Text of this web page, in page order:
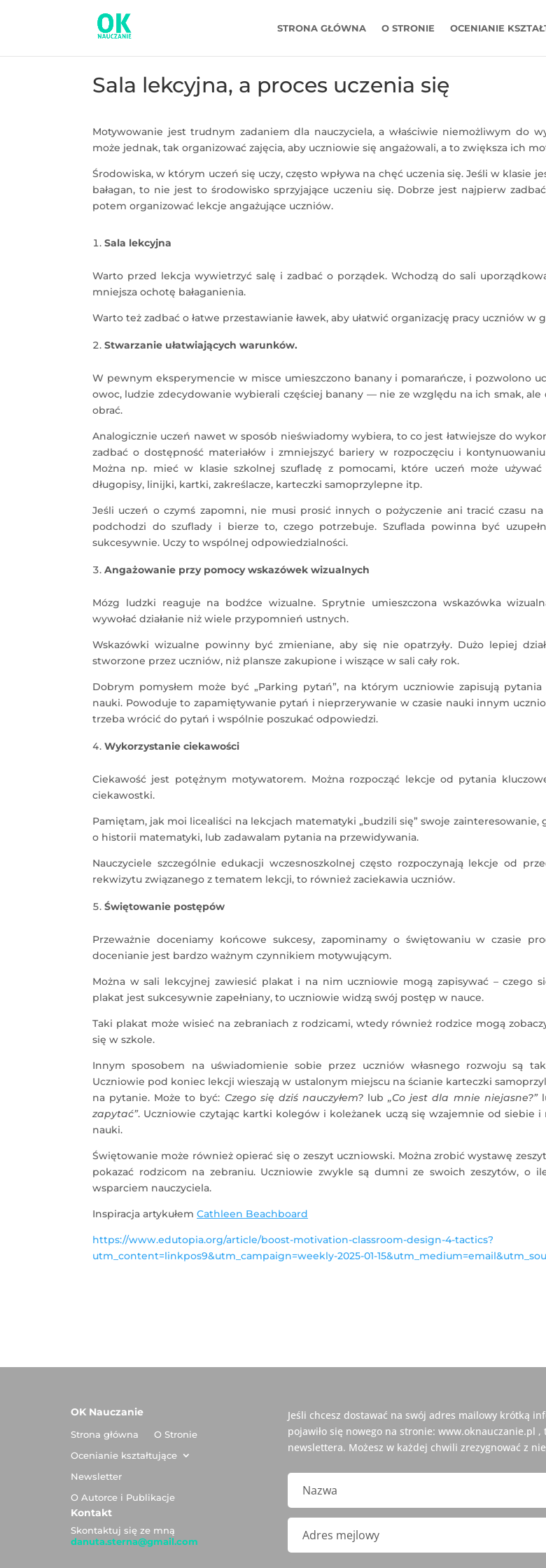
STRONA GŁÓWNA O STRONIE OCENIANIE
Sala lekcyjna, a proces uczenia się
Motywowanie jest trudnym zadaniem dla nauczyciela, a właściwie niemożliwym do
może jednak, tak organizować zajęcia, aby uczniowie się angażowali, a to zwiększa ich
Środowiska, w którym uczeń się uczy, często wpływa na chęć uczenia się. Jeśli w klasie
bałagan, to nie jest to środowisko sprzyjające uczeniu się. Dobrze jest najpierw
potem organizować lekcje angażujące uczniów.
Sala lekcyjna
Warto przed lekcja wywietrzyć salę i zadbać o porządek. Wchodzą do sali
mniejsza ochotę bałaganienia.
Warto też zadbać o łatwe przestawianie ławek, aby ułatwić organizację pracy uczniów w
Stwarzanie ułatwiających warunków.
W pewnym eksperymencie w misce umieszczono banany i pomarańcze, i pozwolono
owoc, ludzie zdecydowanie wybierali częściej banany — nie ze względu na ich smak, ale
obrać.
Analogicznie uczeń nawet w sposób nieświadomy wybiera, to co jest łatwiejsze do
zadbać o dostępność materiałów i zmniejszyć bariery w rozpoczęciu i
Można np. mieć w klasie szkolnej szufladę z pomocami, które uczeń może
długopisy, linijki, kartki, zakreślacze, karteczki samoprzylepne itp.
Jeśli uczeń o czymś zapomni, nie musi prosić innych o pożyczenie ani tracić czasu
podchodzi do szuflady i bierze to, czego potrzebuje. Szuflada powinna być
sukcesywnie. Uczy to wspólnej odpowiedzialności.
Angażowanie przy pomocy wskazówek wizualnych
Mózg ludzki reaguje na bodźce wizualne. Sprytnie umieszczona wskazówka
wywołać działanie niż wiele przypomnień ustnych.
Wskazówki wizualne powinny być zmieniane, aby się nie opatrzyły. Dużo lepiej
stworzone przez uczniów, niż plansze zakupione i wiszące w sali cały rok.
Dobrym pomysłem może być „Parking pytań”, na którym uczniowie zapisują
nauki. Powoduje to zapamiętywanie pytań i nieprzerywanie w czasie nauki innym
trzeba wrócić do pytań i wspólnie poszukać odpowiedzi.
Wykorzystanie ciekawości
Ciekawość jest potężnym motywatorem. Można rozpocząć lekcje od pytania
ciekawostki.
Pamiętam, jak moi licealiści na lekcjach matematyki „budzili się” swoje zainteresowanie,
o historii matematyki, lub zadawalam pytania na przewidywania.
Nauczyciele szczególnie edukacji wczesnoszkolnej często rozpoczynają lekcje od
rekwizytu związanego z tematem lekcji, to również zaciekawia uczniów.
Świętowanie postępów
Przeważnie doceniamy końcowe sukcesy, zapominamy o świętowaniu w czasie
docenianie jest bardzo ważnym czynnikiem motywującym.
Można w sali lekcyjnej zawiesić plakat i na nim uczniowie mogą zapisywać – czego
plakat jest sukcesywnie zapełniany, to uczniowie widzą swój postęp w nauce.
Taki plakat może wisieć na zebraniach z rodzicami, wtedy również rodzice mogą
się w szkole.
Innym sposobem na uświadomienie sobie przez uczniów własnego rozwoju są
Uczniowie pod koniec lekcji wieszają w ustalonym miejscu na ścianie karteczki
na pytanie. Może to być: Czego się dziś nauczyłem?lub„Co jest dla mnie niejasne?”
zapytać”. Uczniowie czytając kartki kolegów i koleżanek uczą się wzajemnie od siebie i
nauki.
Świętowanie może również opierać się o zeszyt uczniowski. Można zrobić wystawę
pokazać rodzicom na zebraniu. Uczniowie zwykle są dumni ze swoich zeszytów, o
wsparciem nauczyciela.
Inspiracja artykułem Cathleen Beachboard
https://www.edutopia.org/article/boost-motivation-classroom-design-4-tactics?
utm_content=linkpos9&utm_campaign=weekly-2025-01-
OK Nauczanie
Strona główna
O Stronie
Ocenianie kształtujące
Newsletter
O Autorce i Publikacje
Kontakt
Skontaktuj się ze mną
danuta.sterna@gmail.com
Jeśli chcesz dostawać na swój adres mailowy krótką
pojawiło się nowego na stronie: www.oknauczanie.pl ,
newslettera. Możesz w każdej chwili zrezygnować z